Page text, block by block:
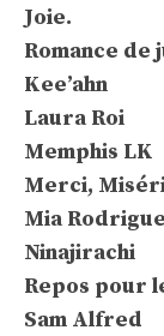
Joie.
Romance de
Kee’ahn
Laura Roi
Memphis LK
Merci,
Mia
Ninajirachi
Repos pour
Sam Alfred